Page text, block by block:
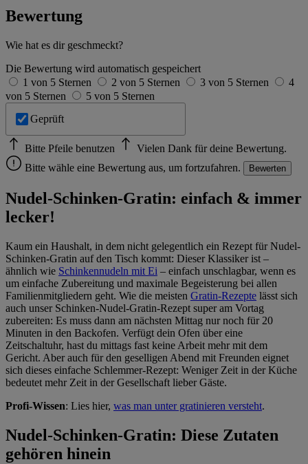
Bewertung
Wie hat es dir geschmeckt?
Die Bewertung wird automatisch gespeichert
1 von 5 Sternen
2 von 5 Sternen 3 von 5 Sternen
4
von 5 Sternen
5 von 5 Sternen
Geprüft
Bitte Pfeile benutzen
Vielen Dank für deine Bewertung.
Bitte wähle eine Bewertung aus, um fortzufahren.
Bewerten
Nudel-Schinken-Gratin: einfach & immer
lecker!
Kaum ein Haushalt, in dem nicht gelegentlich ein Rezept für Nudel-
Schinken-Gratin auf den Tisch kommt: Dieser Klassiker ist –
ähnlich wie Schinkennudeln mit Ei – einfach unschlagbar, wenn es
um einfache Zubereitung und maximale Begeisterung bei allen
Familienmitgliedern geht. Wie die meisten Gratin-Rezepte lässt sich
auch unser Schinken-Nudel-Gratin-Rezept super am Vortag
zubereiten: Es muss dann am nächsten Mittag nur noch für 20
Minuten in den Backofen. Verfügt dein Ofen über eine
Zeitschaltuhr, hast du mittags fast keine Arbeit mehr mit dem
Gericht. Aber auch für den geselligen Abend mit Freunden eignet
sich dieses einfache Schlemmer-Rezept: Weniger Zeit in der Küche
bedeutet mehr Zeit in der Gesellschaft lieber Gäste.
Profi-Wissen: Lies hier, was man unter gratinieren versteht.
Nudel-Schinken-Gratin: Diese Zutaten
gehören hinein